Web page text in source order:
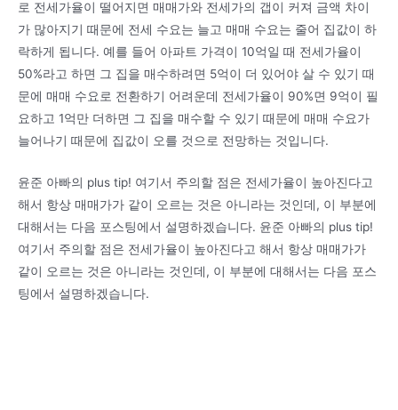
로 전세가율이 떨어지면 매매가와 전세가의 갭이 커져 금액 차이
가 많아지기 때문에 전세 수요는 늘고 매매 수요는 줄어 집값이 하
락하게 됩니다. 예를 들어 아파트 가격이 10억일 때 전세가율이
50%라고 하면 그 집을 매수하려면 5억이 더 있어야 살 수 있기 때
문에 매매 수요로 전환하기 어려운데 전세가율이 90%면 9억이 필
요하고 1억만 더하면 그 집을 매수할 수 있기 때문에 매매 수요가
늘어나기 때문에 집값이 오를 것으로 전망하는 것입니다.
윤준 아빠의 plus tip! 여기서 주의할 점은 전세가율이 높아진다고
해서 항상 매매가가 같이 오르는 것은 아니라는 것인데, 이 부분에
대해서는 다음 포스팅에서 설명하겠습니다. 윤준 아빠의 plus tip!
여기서 주의할 점은 전세가율이 높아진다고 해서 항상 매매가가
같이 오르는 것은 아니라는 것인데, 이 부분에 대해서는 다음 포스
팅에서 설명하겠습니다.